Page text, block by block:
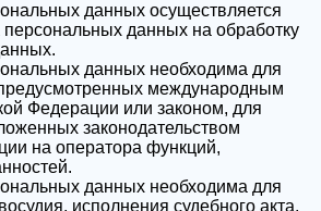
данных осуществляется
персональных данных на обработку
данных необходима для
международным
Федерации или законом, для
законодательством
на оператора функций,
данных необходима для
исполнения судебного акта,